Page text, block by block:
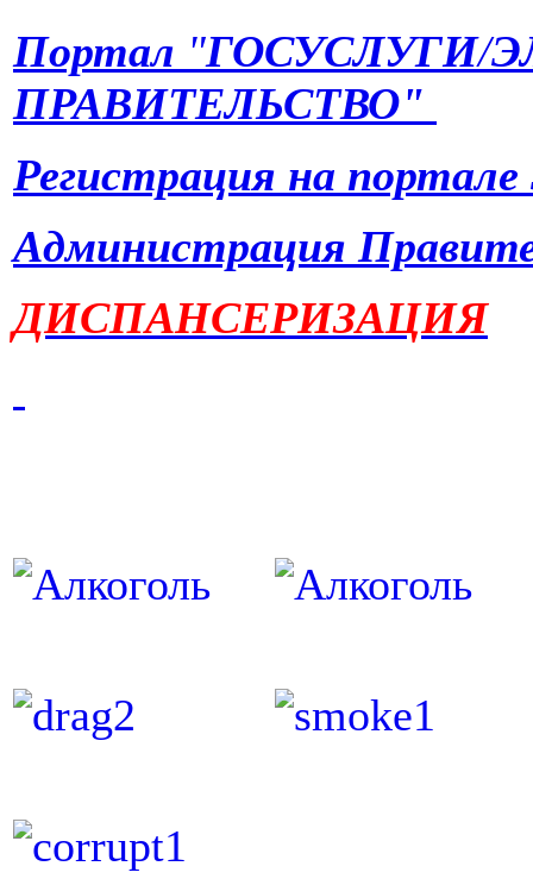
Портал "ГОСУСЛУГИ/
ПРАВИТЕЛЬСТВО"
Регистрация на
Администрация
ДИСПАНСЕРИЗАЦИЯ